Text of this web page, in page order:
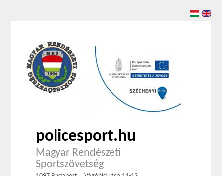
policesport.hu
Magyar Rendészeti
Sportszövetség